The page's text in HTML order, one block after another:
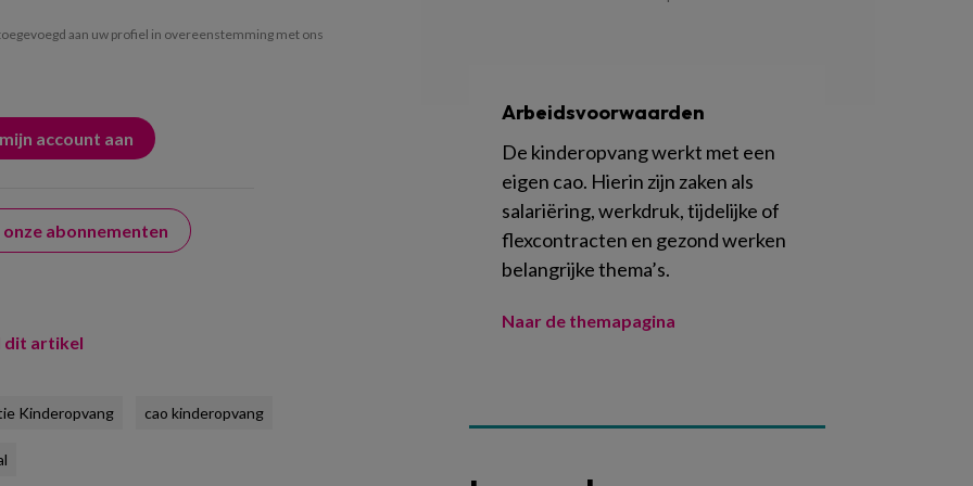
aan uw profiel in overeenstemming met ons
abonnementen
dit artikel
Kinderopvang cao kinderopvang
Arbeidsvoorwaarden
De kinderopvang werkt met een
eigen cao. Hierin zijn zaken als
salariëring, werkdruk, tijdelijke of
flexcontracten en gezond werken
belangrijke thema’s.
Naar de themapagina